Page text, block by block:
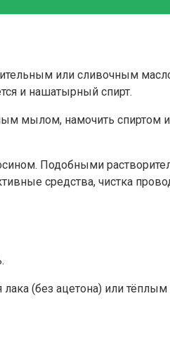
или сливочным
и нашатырный спирт.
мылом, намочить спиртом
Подобными
средства, чистка
(без ацетона) или